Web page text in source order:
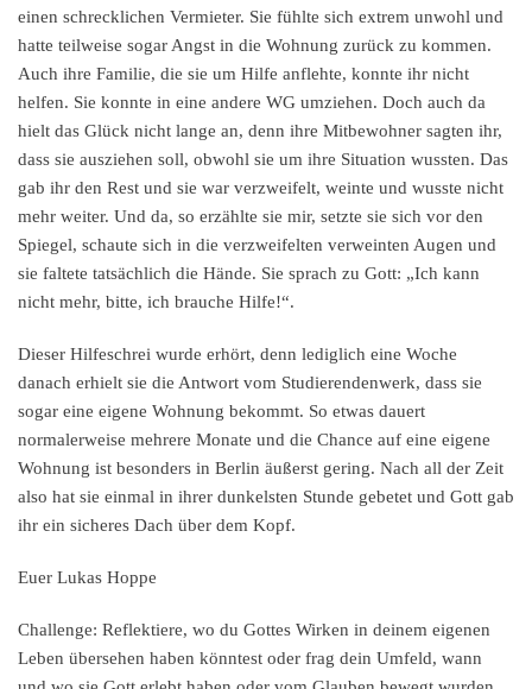
einen schrecklichen Vermieter. Sie fühlte sich extrem unwohl und
hatte teilweise sogar Angst in die Wohnung zurück zu kommen.
Auch ihre Familie, die sie um Hilfe anflehte, konnte ihr nicht
helfen. Sie konnte in eine andere WG umziehen. Doch auch da
hielt das Glück nicht lange an, denn ihre Mitbewohner sagten ihr,
dass sie ausziehen soll, obwohl sie um ihre Situation wussten. Das
gab ihr den Rest und sie war verzweifelt, weinte und wusste nicht
mehr weiter. Und da, so erzählte sie mir, setzte sie sich vor den
Spiegel, schaute sich in die verzweifelten verweinten Augen und
sie faltete tatsächlich die Hände. Sie sprach zu Gott: „Ich kann
nicht mehr, bitte, ich brauche Hilfe!“.
Dieser Hilfeschrei wurde erhört, denn lediglich eine Woche
danach erhielt sie die Antwort vom Studierendenwerk, dass sie
sogar eine eigene Wohnung bekommt. So etwas dauert
normalerweise mehrere Monate und die Chance auf eine eigene
Wohnung ist besonders in Berlin äußerst gering. Nach all der Zeit
also hat sie einmal in ihrer dunkelsten Stunde gebetet und Gott gab
ihr ein sicheres Dach über dem Kopf.
Euer Lukas Hoppe
Challenge: Reflektiere, wo du Gottes Wirken in deinem eigenen
Leben übersehen haben könntest oder frag dein Umfeld, wann